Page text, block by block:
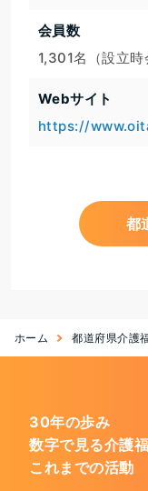
会員数
1,301名（設立時
Webサイト
https://
都
ホーム 都道府県介護
30年の歩み
数字で見る介護
これまでの活動